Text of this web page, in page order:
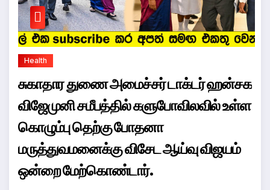
Health
சுகாதார துணை அமைச்சர் டாக்டர் ஹன்சக
விஜேமுனி சமீபத்தில் களுபோவிலவில் உள்ள
கொழும்பு தெற்கு போதனா
மருத்துவமனைக்கு விசேட ஆய்வு விஜயம்
ஒன்றை மேற்கொண்டார்.